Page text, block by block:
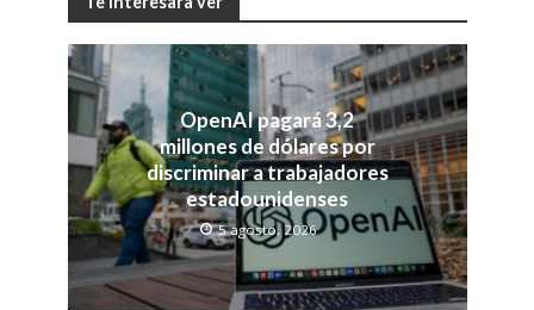
OpenAI pagará 3,2
millones de dólares por
discriminar a trabajadores
estadounidenses
5 agosto, 2026